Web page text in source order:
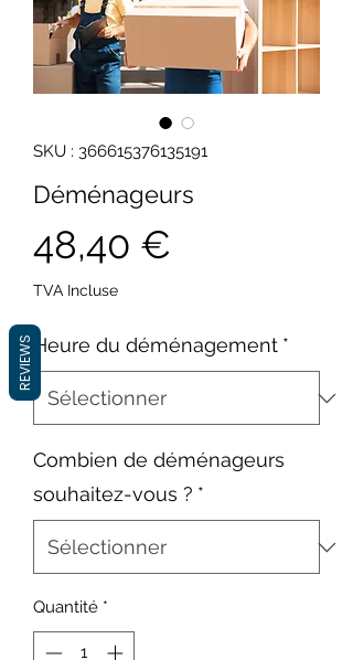
SKU : 366615376135191
Déménageurs
48,40 €
TVA Incluse
Heure du déménagement *
Combien de déménageurs
souhaitez-vous ? *
Quantité *
REVIEWS